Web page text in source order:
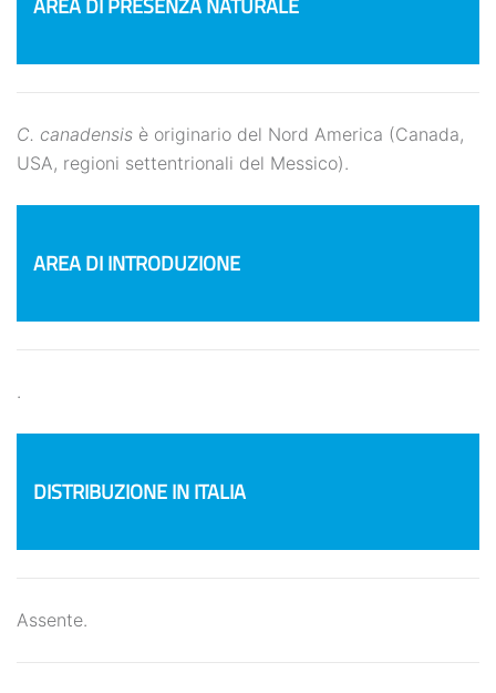
AREA DI PRESENZA NATURALE
C. canadensis è originario del Nord America (Canada,
USA, regioni settentrionali del Messico).
AREA DI INTRODUZIONE
.
DISTRIBUZIONE IN ITALIA
Assente.